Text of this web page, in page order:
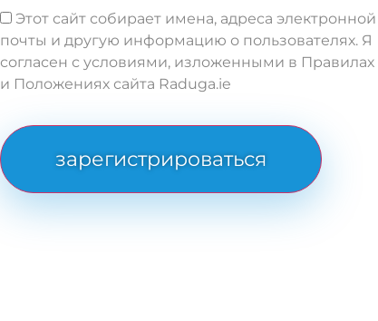
Этот сайт собирает имена, адреса электронной
почты и другую информацию о пользователях. Я
согласен с условиями, изложенными в Правилах
и Положениях сайта Raduga.ie
No val